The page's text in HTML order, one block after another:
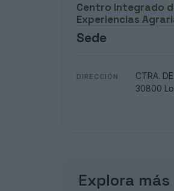
Centro Integrado
Experiencias
Sede
DIRECCIÓN
CTRA.
30800
Explora más